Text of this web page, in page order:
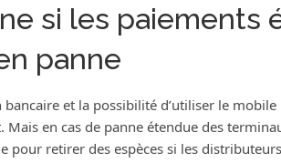
si les paiements
panne
et la possibilité d’utiliser le
Mais en cas de panne étendue des
pour retirer des espèces si les